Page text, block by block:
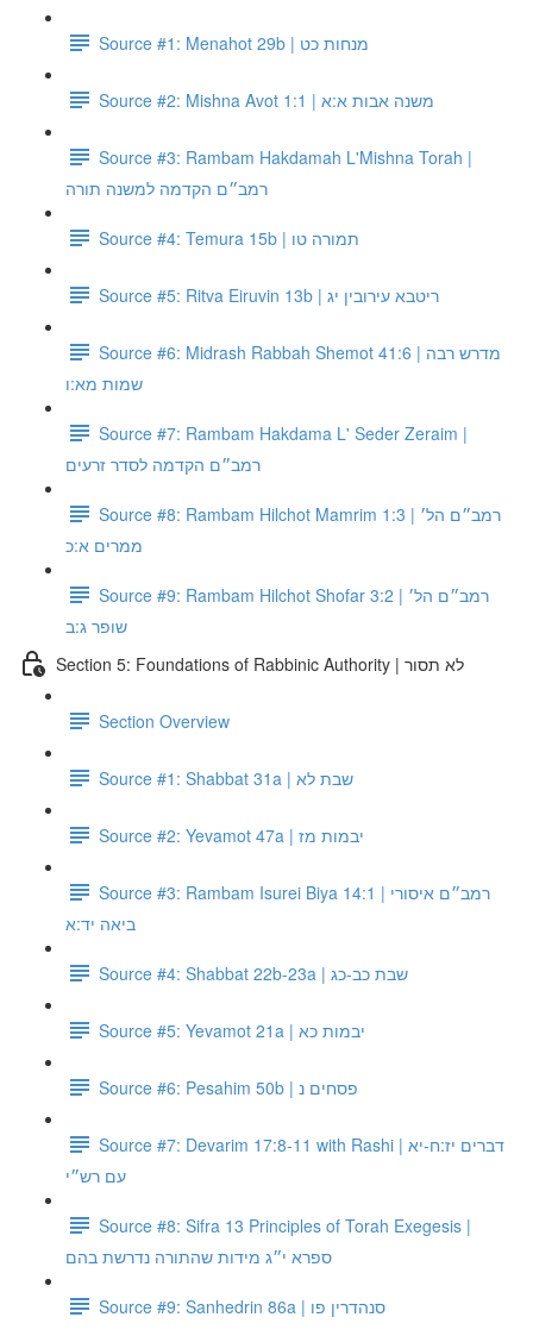
Source #1: Menahot 29b | מנחות כט
Source #2: Mishna Avot 1:1 | משנה אבות א:א
Source #3: Rambam Hakdamah L'Mishna Torah |
רמב״ם הקדמה למשנה תורה
Source #4: Temura 15b | תמורה טו
Source #5: Ritva Eiruvin 13b | ריטבא עירובין יג
Source #6: Midrash Rabbah Shemot 41:6 | מדרש רבה
שמות מא:ו
Source #7: Rambam Hakdama L' Seder Zeraim |
רמב״ם הקדמה לסדר זרעים
Source #8: Rambam Hilchot Mamrim 1:3 | רמב״ם הל׳
ממרים א:כ
Source #9: Rambam Hilchot Shofar 3:2 | רמב״ם הל׳
שופר ג:ב
Section 5: Foundations of Rabbinic Authority | לא תסור
Section Overview
Source #1: Shabbat 31a | שבת לא
Source #2: Yevamot 47a | יבמות מז
Source #3: Rambam Isurei Biya 14:1 | רמב״ם איסורי
ביאה יד:א
Source #4: Shabbat 22b-23a | שבת כב-כג
Source #5: Yevamot 21a | יבמות כא
Source #6: Pesahim 50b | פסחים נ
Source #7: Devarim 17:8-11 with Rashi | דברים יז:ח-יא
עם רש״י
Source #8: Sifra 13 Principles of Torah Exegesis |
ספרא י״ג מידות שהתורה נדרשת בהם
Source #9: Sanhedrin 86a | סנהדרין פו